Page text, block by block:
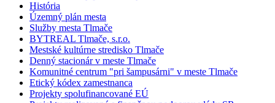
História
Územný plán mesta
Služby mesta Tlmače
BYTREAL Tlmače, s.r.o.
Mestské kultúrne stredisko Tlmače
Denný stacionár v meste Tlmače
Komunitné centrum "pri šampusárni" v meste Tlmače
Etický kódex zamestnanca
Projekty spolufinancované EÚ